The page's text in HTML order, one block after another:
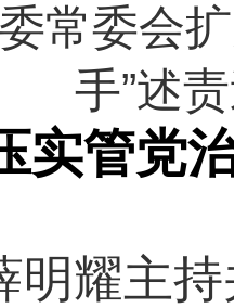
常委会
手”述
实管党
明耀主